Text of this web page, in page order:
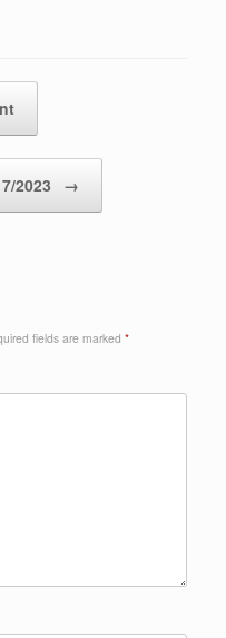
2023 →
fields are marked *